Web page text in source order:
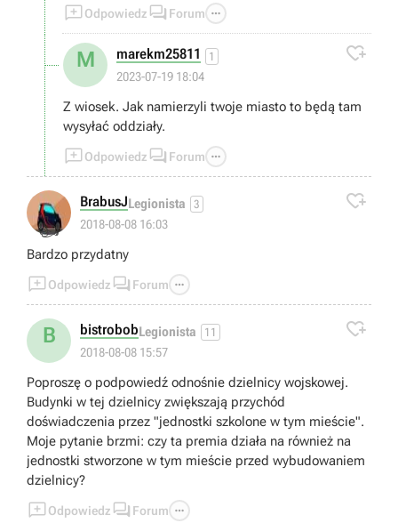
Odpowiedz  Forum 
M marekm25811 1
2023-07-19 18:04

Z wiosek. Jak namierzyli twoje miasto to będą tam
wysyłać oddziały.
Odpowiedz  Forum 
👍
BrabusJLegionista 3
2018-08-08 16:03

Bardzo przydatny
Odpowiedz  Forum 
B bistrobobLegionista 11
2018-08-08 15:57

Poproszę o podpowiedź odnośnie dzielnicy wojskowej.
Budynki w tej dzielnicy zwiększają przychód
doświadczenia przez "jednostki szkolone w tym mieście".
Moje pytanie brzmi: czy ta premia działa na również na
jednostki stworzone w tym mieście przed wybudowaniem
dzielnicy?
Odpowiedz  Forum 